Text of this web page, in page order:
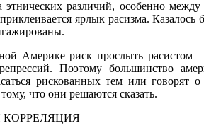
этнических различий, особенно
ярлык расизма.
Америке риск прослыть расистом
Поэтому большинство
рискованных тем или говорят
что они решаются сказать.